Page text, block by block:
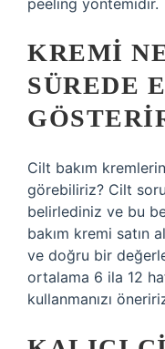
peeling yöntemidir.
KREMI
SÜREDE
Cilt bakım
görebiliriz? Cilt
belirlediniz ve bu
bakım kremi satın
ve doğru bir
ortalama 6 ila 12
kullanmanızı